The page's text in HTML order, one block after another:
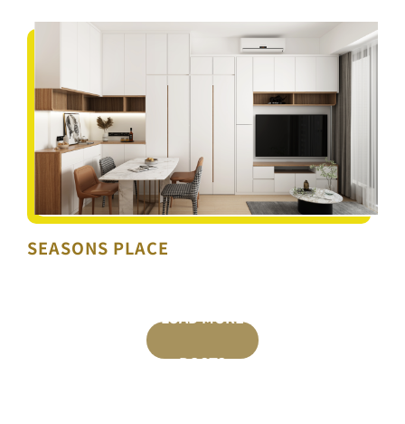
SEASONS PLACE
SEASONS PLACE
LOAD MORE
POSTS